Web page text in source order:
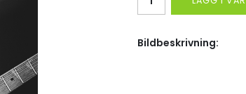
Bildbeskrivning: